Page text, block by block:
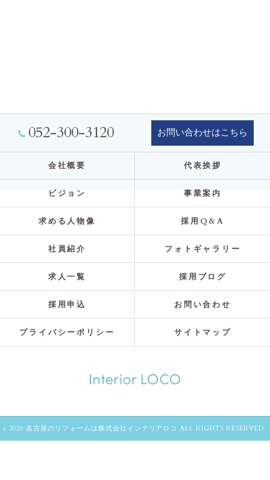
052-300-3120 お問い合わせはこちら
会社概要 代表挨拶
ビジョン 事業案内
求める人物像 採用Q&A
社員紹介 フォトギャラリー
求人一覧 採用ブログ
採用申込 お問い合わせ
プライバシーポリシー サイトマップ
c 2026 名古屋のリフォームは株式会社インテリアロコ ALL RIGHTS RESERVED.